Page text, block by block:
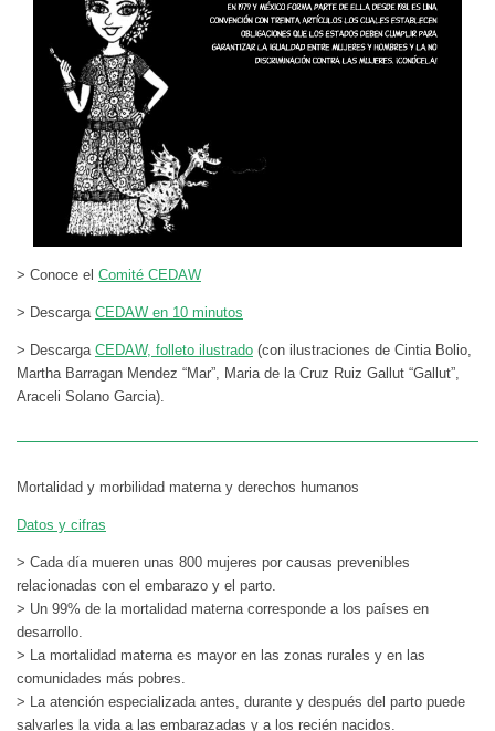
> Conoce el Comité CEDAW
> Descarga CEDAW en 10 minutos
> Descarga CEDAW, folleto ilustrado (con ilustraciones de Cintia Bolio,
Martha Barragan Mendez “Mar”, Maria de la Cruz Ruiz Gallut “Gallut”,
Araceli Solano Garcia).
Mortalidad y morbilidad materna y derechos humanos
Datos y cifras
> Cada día mueren unas 800 mujeres por causas prevenibles
relacionadas con el embarazo y el parto.
> Un 99% de la mortalidad materna corresponde a los países en
desarrollo.
> La mortalidad materna es mayor en las zonas rurales y en las
comunidades más pobres.
> La atención especializada antes, durante y después del parto puede
salvarles la vida a las embarazadas y a los recién nacidos.